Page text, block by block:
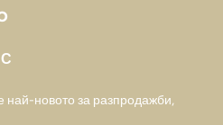
най-новото за разпродажби,